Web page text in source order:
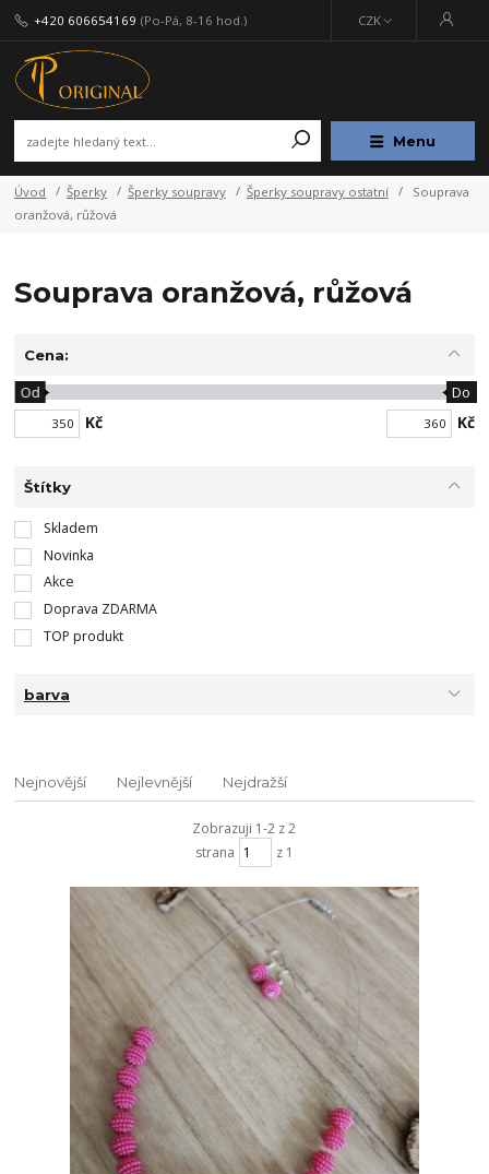
Menu
CZK
+420 606654169 (Po-Pá, 8-16 hod.)
Úvod Šperky Šperky soupravy Šperky soupravy ostatní
Souprava
oranžová, růžová
Souprava oranžová, růžová
Cena:
Kč
Od Do
Kč
Štítky
Skladem
Novinka
Akce
Doprava ZDARMA
TOP produkt
barva
Nejnovější Nejlevnější Nejdražší
Zobrazuji 1-2 z 2
strana
z 1